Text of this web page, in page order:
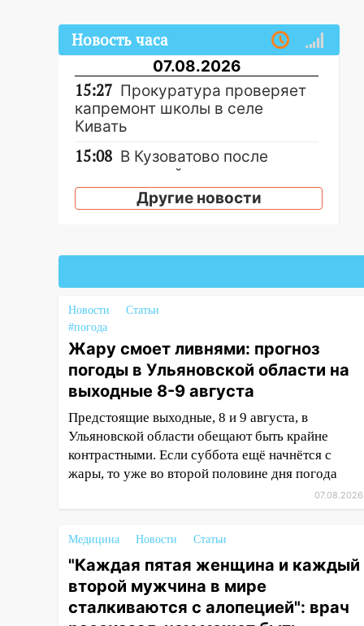
Новость часа
07.08.2026
15:27 Прокуратура проверяет
капремонт школы в селе
Кивать
15:08 В Кузоватово после
прокурорской проверки
обновили разметку на
пешеходных переходах
Ульяновске запретили
метровом участке
14:22
пройдет большой фестиваль
«Наше время» с
мотофристайлом и концертом
«Мураками»
14:04 Жару смоет ливнями:
прогноз погоды в Ульяновской
области на выходные 8-9
августа
полицейские проведут акцию
«Час пассажира»
13:20 В Ульяновске за один
день обокрали женщину на
Другие новости
Новости
Статьи
#погода
Жару смоет ливнями: прогноз
погоды в Ульяновской области на
выходные 8-9 августа
Предстоящие выходные, 8 и 9 августа, в
Ульяновской области обещают быть крайне
контрастными. Если суббота ещё начнётся с
жары, то уже во второй половине дня погода
07.08.2026
Медицина Новости Статьи
"Каждая пятая женщина и каждый
второй мужчина в мире
сталкиваются с алопецией": врач